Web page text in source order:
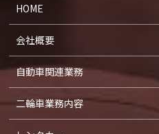
お客さまの同意がある場合
お客さまが希望されるサ
務を委託する業者に対し
法令に基づき開示するこ
個人情報の安全対策
HOME
会社概要
自動車関連業務
二輪車業務内容